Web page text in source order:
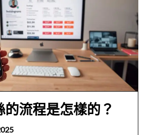
的流程是怎樣的？